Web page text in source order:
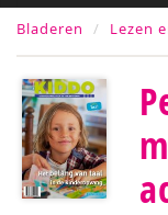
Bladeren Lezen